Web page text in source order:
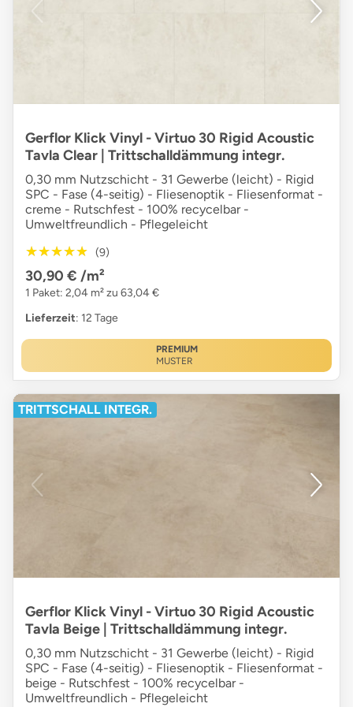
Gerflor Klick Vinyl - Virtuo 30 Rigid Acoustic
Tavla Clear | Trittschalldämmung integr.
0,30 mm Nutzschicht - 31 Gewerbe (leicht) - Rigid
SPC - Fase (4-seitig) - Fliesenoptik - Fliesenformat -
creme - Rutschfest - 100% recycelbar -
Umweltfreundlich - Pflegeleicht
★★★★★
★★★★★ (9)
30,90 € /m²
1 Paket: 2,04 m² zu 63,04 €
Lieferzeit: 12 Tage
PREMIUM
MUSTER
TRITTSCHALL INTEGR.
Gerflor Klick Vinyl - Virtuo 30 Rigid Acoustic
Tavla Beige | Trittschalldämmung integr.
0,30 mm Nutzschicht - 31 Gewerbe (leicht) - Rigid
SPC - Fase (4-seitig) - Fliesenoptik - Fliesenformat -
beige - Rutschfest - 100% recycelbar -
Umweltfreundlich - Pflegeleicht